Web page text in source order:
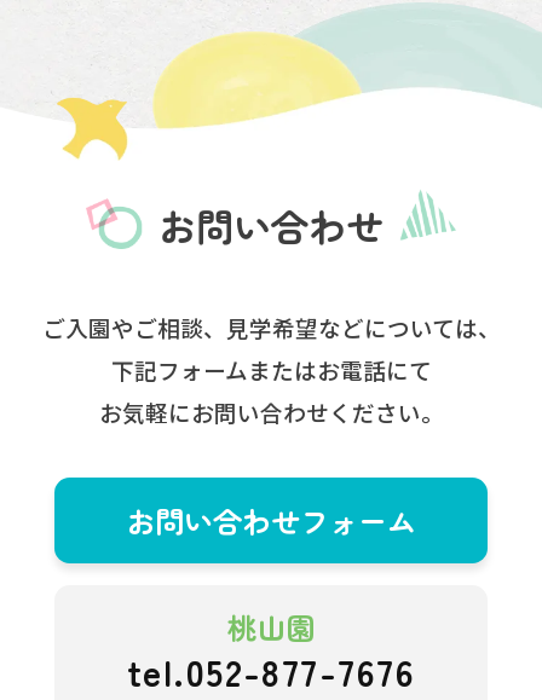
お問い合わせ
ご入園やご相談、見学希望などについては、
下記フォームまたはお電話にて
お気軽にお問い合わせください。
お問い合わせフォーム
桃山園
tel.052-877-7676